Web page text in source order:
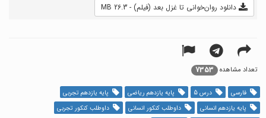
دانلود روان‌خوانی تا غزل بعد (فیلم) - 26.3 MB
تعداد مشاهده 7353
فارسی درس 5 پایه یازدهم ریاضی
پایه یازدهم تجربی
پایه یازدهم انسانی
داوطلب کنکور انسانی
داوطلب کنکور تجربی